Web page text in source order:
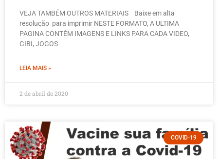
VEJA TAMBÉM OUTROS MATERIAIS Baixe em alta
resolução para imprimir NESTE FORMATO, A ULTIMA
PAGINA CONTÉM IMAGENS E LINKS PARA CADA VIDEO,
GIBI, JOGOS
LEIA MAIS »
2 de abril de 2020
COVID-19